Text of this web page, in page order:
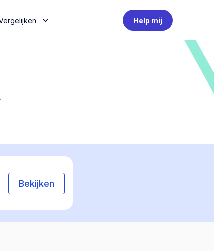
Help mij
Bekijken